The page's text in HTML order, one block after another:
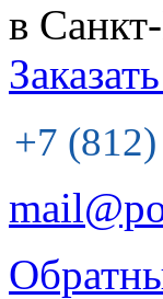
в
+7 (812)